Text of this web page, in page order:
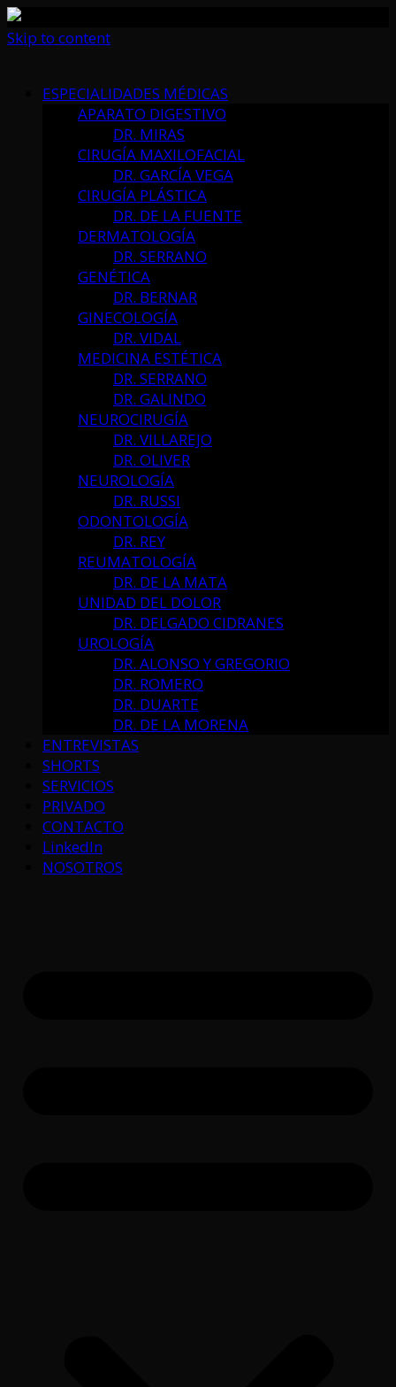
Skip to content
ESPECIALIDADES MÉDICAS
APARATO DIGESTIVO
DR. MIRAS
CIRUGÍA MAXILOFACIAL
DR. GARCÍA VEGA
CIRUGÍA PLÁSTICA
DR. DE LA FUENTE
DERMATOLOGÍA
DR. SERRANO
GENÉTICA
DR. BERNAR
GINECOLOGÍA
DR. VIDAL
MEDICINA ESTÉTICA
DR. SERRANO
DR. GALINDO
NEUROCIRUGÍA
DR. VILLAREJO
DR. OLIVER
NEUROLOGÍA
DR. RUSSI
ODONTOLOGÍA
DR. REY
REUMATOLOGÍA
DR. DE LA MATA
UNIDAD DEL DOLOR
DR. DELGADO CIDRANES
UROLOGÍA
DR. ALONSO Y GREGORIO
DR. ROMERO
DR. DUARTE
DR. DE LA MORENA
ENTREVISTAS
SHORTS
SERVICIOS
PRIVADO
CONTACTO
LinkedIn
NOSOTROS